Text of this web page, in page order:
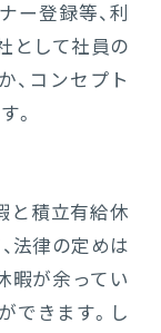
ー登録等、利
として社員の
、コンセプト
。
と積立有給休
法律の定めは
暇が余ってい
できます。し